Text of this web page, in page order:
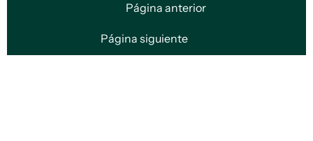
Página anterior
Página siguiente